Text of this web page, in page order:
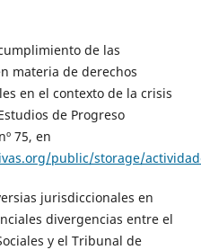
de las
materia de derechos
en el contexto de la crisis
de Progreso
75, en
public/storage/
jurisdiccionales en
divergencias entre el
y el Tribunal de